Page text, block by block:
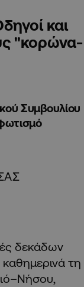
και
"κορώνα-
Συμβουλίου
δεκάδων
τη